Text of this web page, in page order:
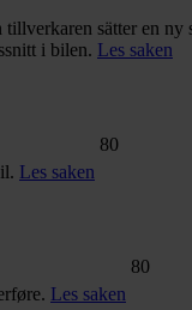
innen sosiale
som kan
inn gjennom din
sätter en ny
i bilen. Les saken
Les saken
80
Les saken
80